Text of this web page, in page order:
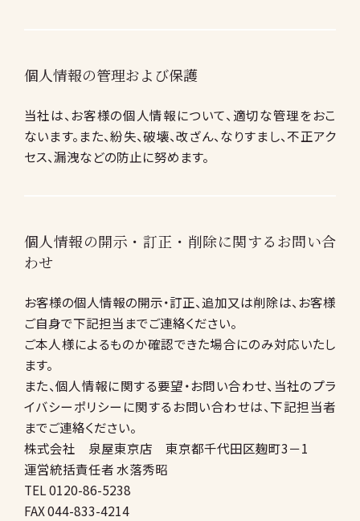
個人情報の管理および保護
当社は、お客様の個人情報について、適切な管理をおこ
ないます。また、紛失、破壊、改ざん、なりすまし、不正アク
セス、漏洩などの防止に努めます。
個人情報の開示・訂正・削除に関するお問い合
わせ
お客様の個人情報の開示・訂正、追加又は削除は、お客様
ご自身で下記担当までご連絡ください。
ご本人様によるものか確認できた場合にのみ対応いたし
ます。
また、個人情報に関する要望・お問い合わせ、当社のプラ
イバシーポリシーに関するお問い合わせは、下記担当者
までご連絡ください。
株式会社 泉屋東京店 東京都千代田区麹町3－1
運営統括責任者 水落秀昭
TEL 0120-86-5238
FAX 044-833-4214